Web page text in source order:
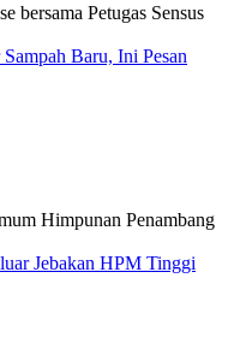
Baru, Ini Pesan
Jebakan HPM Tinggi